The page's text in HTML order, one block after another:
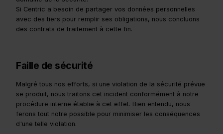
Si Centric a besoin de partager vos données personnelles
avec des tiers pour remplir ses obligations, nous concluons
des contrats de traitement à cette fin.
Faille de sécurité
Malgré tous nos efforts, si une violation de la sécurité prévue
se produit, nous traitons cet incident conformément à notre
procédure interne établie à cet effet. Bien entendu, nous
ferons tout notre possible pour minimiser les conséquences
d'une telle violation.